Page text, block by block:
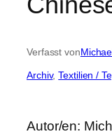
Verfasst von
Archiv, Textilien /
Autor/en: